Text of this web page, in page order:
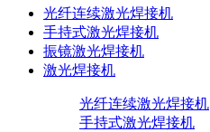
光纤连续激光焊接机
手持式激光焊接机
振镜激光焊接机
激光焊接机
光纤连续激光焊接机
手持式激光焊接机